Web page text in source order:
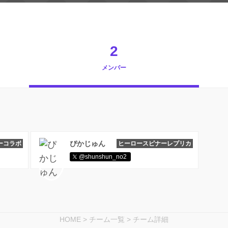
2
メンバー
コラボ ぴかじゅん
ヒーロースピナーレプリカ
@shunshun_no2
HOME > チーム一覧 > チーム詳細